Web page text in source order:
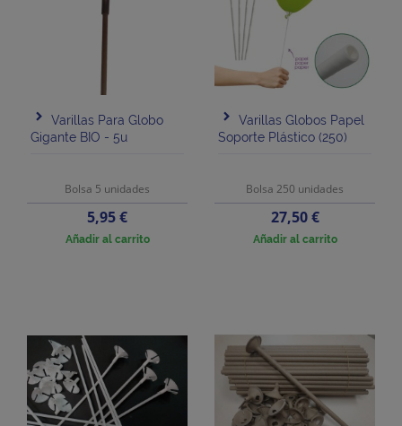
Varillas Para Globo
Gigante BIO - 5u
Bolsa 5 unidades
Precio
5,95 €
Añadir al carrito
Varillas Globos Papel
Soporte Plástico (250)
Bolsa 250 unidades
Precio
27,50 €
Añadir al carrito